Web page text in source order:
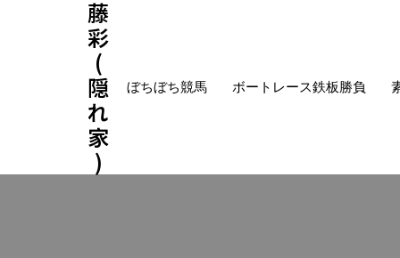
藤
彩
(
隠
れ
家
)
ぼちぼち競馬 ボートレース鉄板勝負